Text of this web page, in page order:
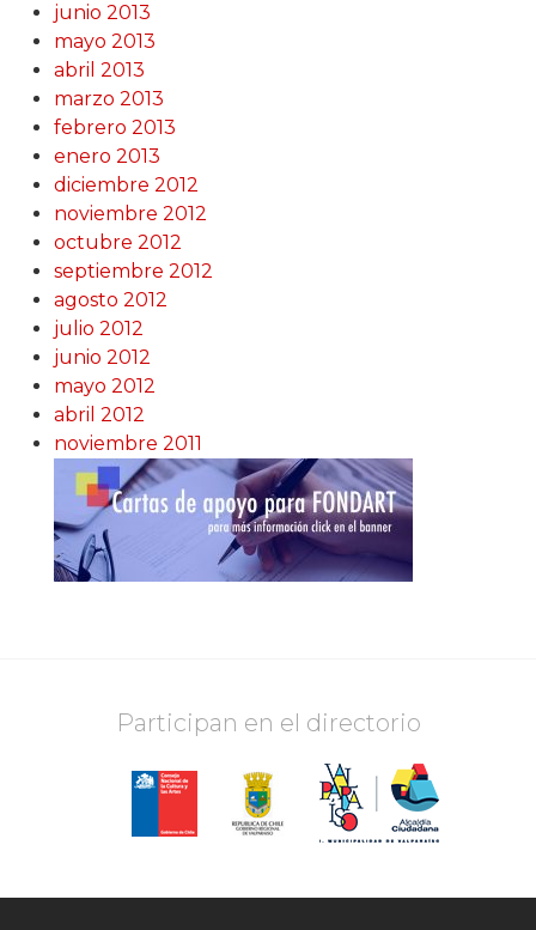
junio 2013
mayo 2013
abril 2013
marzo 2013
febrero 2013
enero 2013
diciembre 2012
noviembre 2012
octubre 2012
septiembre 2012
agosto 2012
julio 2012
junio 2012
mayo 2012
abril 2012
noviembre 2011
Participan en el directorio